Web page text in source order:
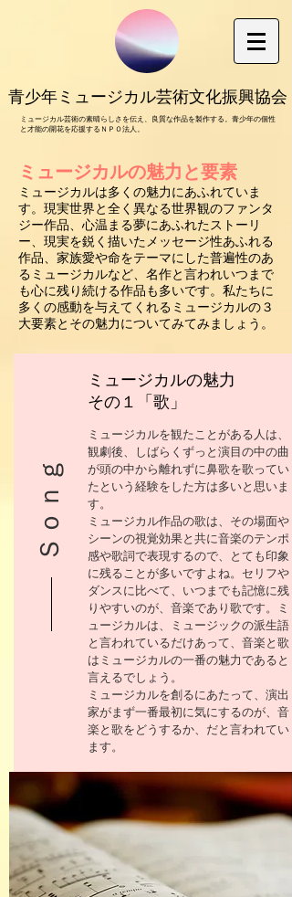
青少年ミュージカル芸術文化振興協会
ミュージカル芸術の素晴らしさを伝え、良質な作品を製作する。青少年の個性
と才能の開花を応援するＮＰＯ法人。
ミュージカルの魅力と要素​
ミュージカルは多くの魅力にあふれていま
す。現実世界と全く異なる世界観のファンタ
ジー作品、心温まる夢にあふれたストーリ
ー、現実を鋭く描いたメッセージ性あふれる
作品、家族愛や命をテーマにした普遍性のあ
るミュージカルなど、名作と言われいつまで
も心に残り続ける作品も多いです。私たちに
多くの感動を与えてくれるミュージカルの３
大要素とその魅力についてみてみましょう。
ミュージカルの魅力
その１「歌」
Ｓｏｎｇ
ミュージカルを観たことがある人は、
観劇後、しばらくずっと演目の中の曲
が頭の中から離れずに鼻歌を歌ってい
たという経験をした方は多いと思いま
す。
ミュージカル作品の歌は、その場面や
シーンの視覚効果と共に音楽のテンポ
感や歌詞で表現するので、とても印象
に残ることが多いですよね。セリフや
ダンスに比べて、いつまでも記憶に残
りやすいのが、音楽であり歌です。ミ
ュージカルは、ミュージックの派生語
と言われているだけあって、音楽と歌
はミュージカルの一番の魅力であると
言えるでしょう。
ミュージカルを創るにあたって、演出
家がまず一番最初に気にするのが、音
楽と歌をどうするか、だと言われてい
ます。